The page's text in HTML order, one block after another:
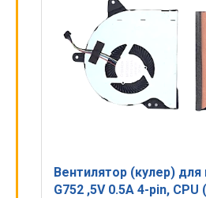
Вентилятор (кулер) для
G752 ,5V 0.5A 4-pin, CPU